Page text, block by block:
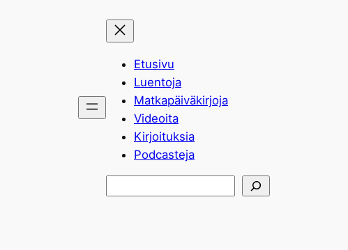
Etusivu
Luentoja
Matkapäiväkirjoja
Videoita
Kirjoituksia
Podcasteja